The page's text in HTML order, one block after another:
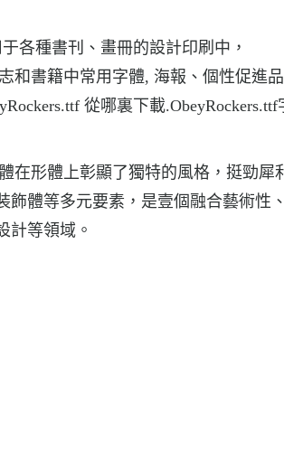
各種書刊、畫冊的設計印刷中，
和書籍中常用字體, 海報、個性促進
從哪裏下載.ObeyRockers.ttf
在形體上彰顯了獨特的風格，挺勁犀
飾體等多元要素，是壹個融合藝術性
計等領域。